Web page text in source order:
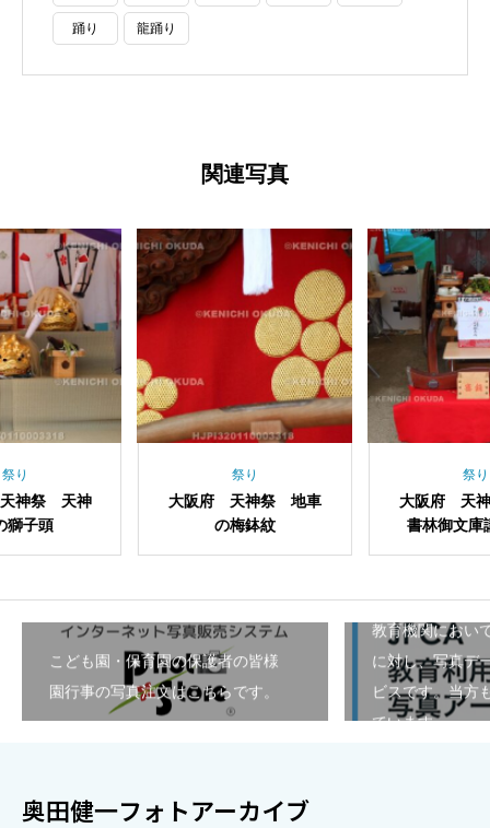
踊り 龍踊り
関連写真
阪府 天神祭 地車
の梅鉢紋
大阪府 天神祭 大阪
書林御文庫講の文車
大
こども園・保育園の保護者の皆様
園行事の写真注文はこちらです。
教育機関におい
に対し、写真デ
ビスです。当方
ています。
奥田健一フォトアーカイブ